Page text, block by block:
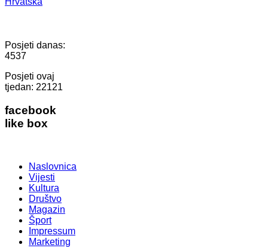
Posjeti danas:
4537
Posjeti ovaj
tjedan: 22121
facebook
like box
Naslovnica
Vijesti
Kultura
Društvo
Magazin
Šport
Impressum
Marketing